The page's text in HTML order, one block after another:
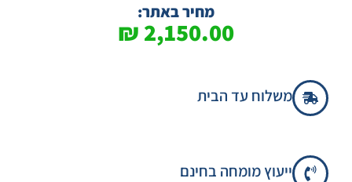
מחיר באתר:
2,150.00
₪
משלוח עד הבית
ייעוץ מומחה בחינם